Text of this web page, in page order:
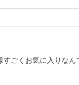
ごくお気に入りなん